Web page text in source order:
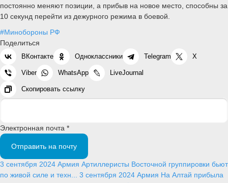
постоянно меняют позиции, а прибыв на новое место, способны за
10 секунд перейти из дежурного режима в боевой.
#Минобороны РФ
Поделиться
ВКонтакте Одноклассники Telegram X
Viber WhatsApp LiveJournal
Скопировать ссылку
Электронная почта *
Отправить на почту
3 сентября 2024 Армия Артиллеристы Восточной группировки бьют
по живой силе и техн... 3 сентября 2024 Армия На Алтай прибыла